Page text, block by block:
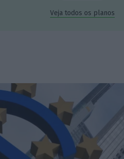
Veja todos os planos